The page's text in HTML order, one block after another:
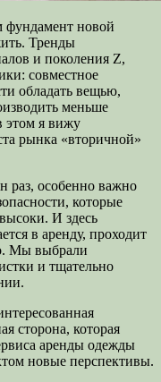
фундамент новой
Тренды
и поколения Z,
совместное
обладать вещью,
меньше
этом я вижу
рынка «вторичной»
раз, особенно важно
которые
И здесь
в аренду, проходит
Мы выбрали
и тщательно
сторона, которая
аренды одежды
новые перспективы.